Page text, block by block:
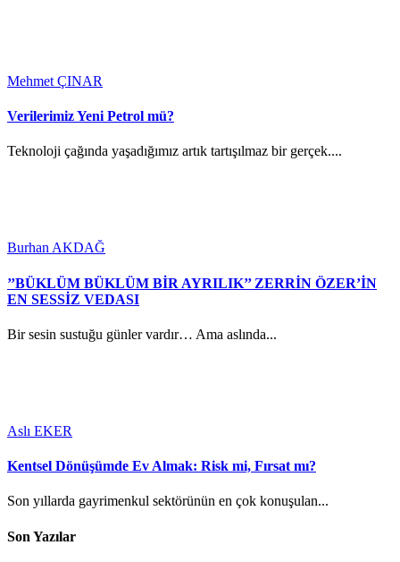
Mehmet ÇINAR
Verilerimiz Yeni Petrol mü?
Teknoloji çağında yaşadığımız artık tartışılmaz bir gerçek....
Burhan AKDAĞ
’’BÜKLÜM BÜKLÜM BİR AYRILIK’’ ZERRİN ÖZER’İN
EN SESSİZ VEDASI
Bir sesin sustuğu günler vardır… Ama aslında...
Aslı EKER
Kentsel Dönüşümde Ev Almak: Risk mi, Fırsat mı?
Son yıllarda gayrimenkul sektörünün en çok konuşulan...
Son Yazılar